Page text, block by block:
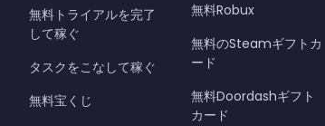
無料トライアルを完了
して稼ぐ
タスクをこなして稼ぐ
無料宝くじ
無料Robux
無料のSteamギフトカ
ード
無料Doordashギフト
カード